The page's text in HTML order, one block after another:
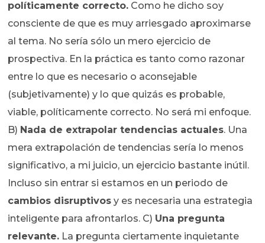
políticamente correcto. Como he dicho soy
consciente de que es muy arriesgado aproximarse
al tema. No sería sólo un mero ejercicio de
prospectiva. En la práctica es tanto como razonar
entre lo que es necesario o aconsejable
(subjetivamente) y lo que quizás es probable,
viable, políticamente correcto. No será mi enfoque.
B) Nada de extrapolar tendencias actuales. Una
mera extrapolación de tendencias sería lo menos
significativo, a mi juicio, un ejercicio bastante inútil.
Incluso sin entrar si estamos en un periodo de
cambios disruptivos y es necesaria una estrategia
inteligente para afrontarlos. C) Una pregunta
relevante. La pregunta ciertamente inquietante